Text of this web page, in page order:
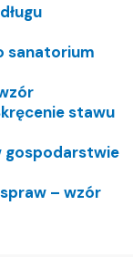
sanatorium
stawu
gospodarstwie
– wzór